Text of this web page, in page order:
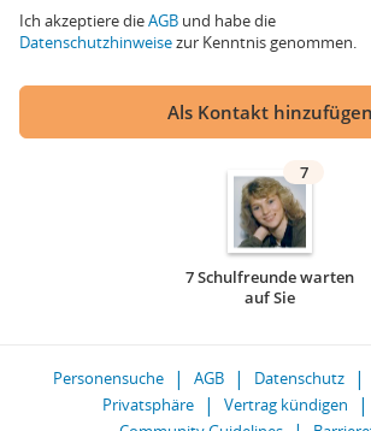
Ich akzeptiere dieAGB und habe die
Datenschutzhinweisezur Kenntnis genommen.
Als Kontakt hinzufügen
7
7 Schulfreunde warten
auf Sie
Personensuche AGB Datenschutz
Privatsphäre
Vertrag kündigen